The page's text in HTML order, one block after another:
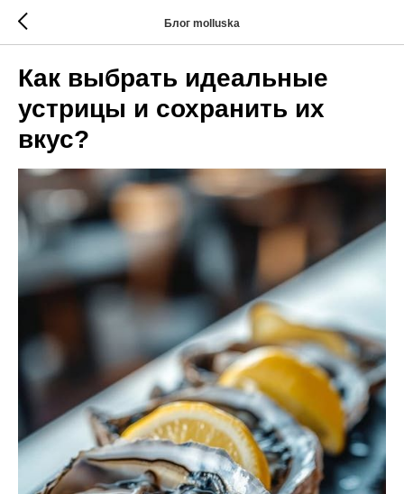
Блог molluska
Как выбрать идеальные
устрицы и сохранить их
вкус?